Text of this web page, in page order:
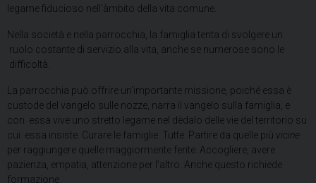
legame fiducioso nell’àmbito della vita comune.
Nella società e nella parrocchia, la famiglia tenta di svolgere un
ruolo costante di servizio alla vita, anche se numerose sono le
difficoltà.
La parrocchia può offrire un’importante missione, poiché essa è
custode del vangelo sulle nozze, narra il vangelo sulla famiglia, e
con essa vive uno stretto legame nel dèdalo delle vie del territorio su
cui essa insiste. Curare le famiglie. Tutte. Partire da quelle più vicine
per raggiungere quelle maggiormente ferite. Accogliere, avere
pazienza, empatia, attenzione per l’altro. Anche questo richiede
formazione.